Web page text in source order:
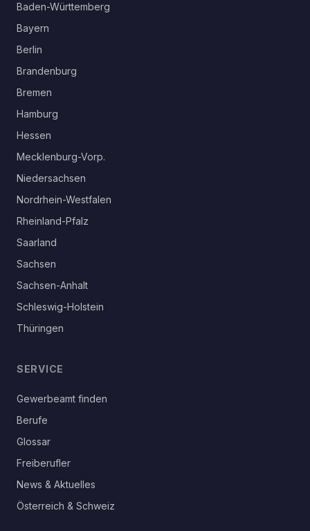
Baden-Württemberg
Bayern
Berlin
Brandenburg
Bremen
Hamburg
Hessen
Mecklenburg-Vorp.
Niedersachsen
Nordrhein-Westfalen
Rheinland-Pfalz
Saarland
Sachsen
Sachsen-Anhalt
Schleswig-Holstein
Thüringen
SERVICE
Gewerbeamt finden
Berufe
Glossar
Freiberufler
News & Aktuelles
Österreich & Schweiz